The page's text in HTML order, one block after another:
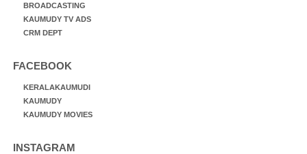
BROADCASTING
KAUMUDY TV ADS
CRM DEPT
FACEBOOK
KERALAKAUMUDI
KAUMUDY
KAUMUDY MOVIES
INSTAGRAM